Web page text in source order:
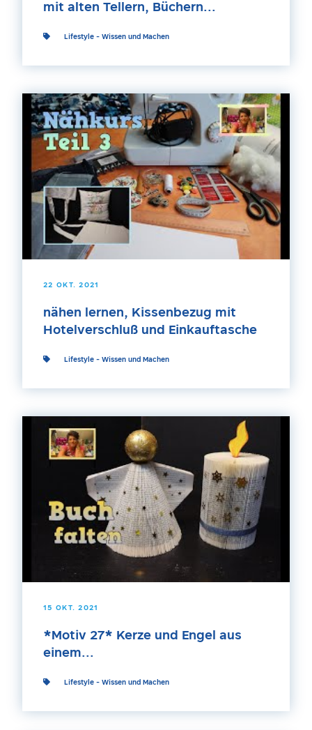
mit alten Tellern, Büchern...
Lifestyle - Wissen und Machen
22 OKT. 2021
nähen lernen, Kissenbezug mit
Hotelverschluß und Einkauftasche
Lifestyle - Wissen und Machen
15 OKT. 2021
*Motiv 27* Kerze und Engel aus
einem...
Lifestyle - Wissen und Machen